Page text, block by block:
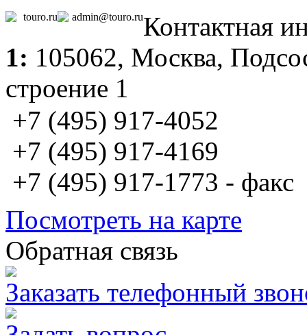
touro.ru admin@touro.ruКонтактная
1: 105062, Москва,
строение 1
+7 (495) 917-4052
+7 (495) 917-4169
+7 (495) 917-1773 - факс
Посмотреть на карте
Обратная связь
Заказать телефонный